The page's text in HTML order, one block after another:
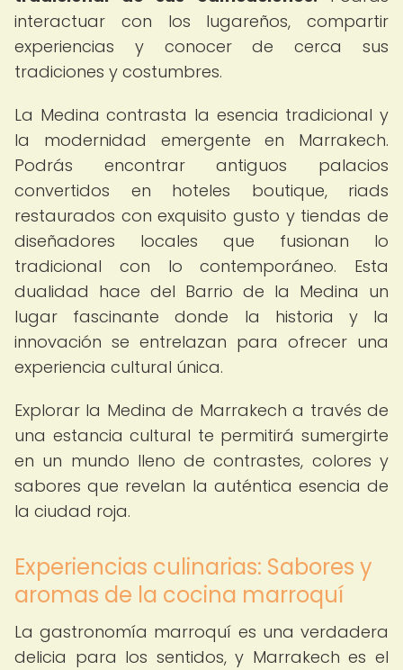
interactuar con los lugareños, compartir
experiencias y conocer de cerca sus
tradiciones y costumbres.
La Medina contrasta la esencia tradicional y
la modernidad emergente en Marrakech.
Podrás encontrar antiguos palacios
convertidos en hoteles boutique, riads
restaurados con exquisito gusto y tiendas de
diseñadores locales que fusionan lo
tradicional con lo contemporáneo. Esta
dualidad hace del Barrio de la Medina un
lugar fascinante donde la historia y la
innovación se entrelazan para ofrecer una
experiencia cultural única.
Explorar la Medina de Marrakech a través de
una estancia cultural te permitirá sumergirte
en un mundo lleno de contrastes, colores y
sabores que revelan la auténtica esencia de
la ciudad roja.
Experiencias culinarias: Sabores y
aromas de la cocina marroquí
La gastronomía marroquí es una verdadera
delicia para los sentidos, y Marrakech es el